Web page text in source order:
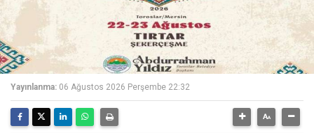
Yayınlanma: 06 Ağustos 2026 Perşembe 22:32